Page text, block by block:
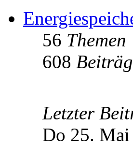
56 Themen
608
Letzter
Do 25.